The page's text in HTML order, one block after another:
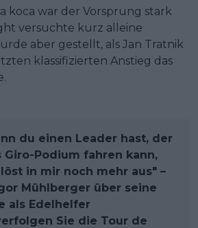
koca war der Vorsprung stark
versuchte kurz alleine
aber gestellt, als Jan Tratnik
klassifizierten Anstieg das
du einen Leader hast, der
Giro-Podium fahren kann,
in mir noch mehr aus" –
Mühlberger über seine
als Edelhelfer
Sie die Tour de